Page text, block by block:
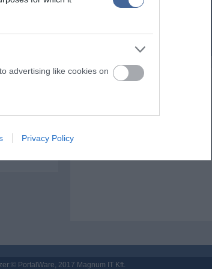
advertising like cookies on
online advertising
personalization.
Privacy Policy
tükrözik. A
nem tudja
tartásával
Mit szólsz? Ide minden baromságot...
PortalWare, 2017 Magnum IT Kft.